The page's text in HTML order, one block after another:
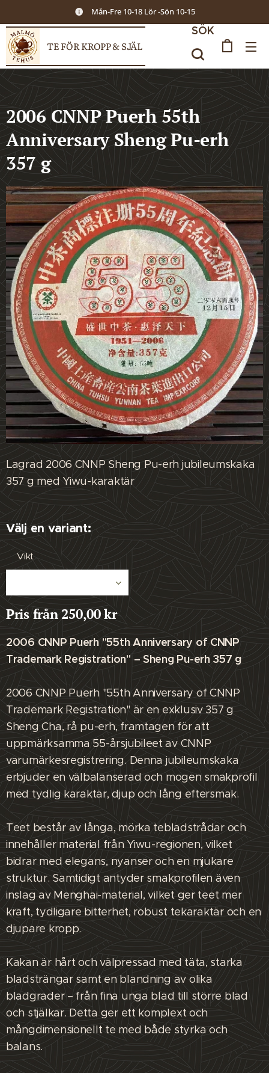
Mån-Fre 10-18 Lör -Sön 10-15
TE FÖR KROPP & SJÄL
SÖK
2006 CNNP Puerh 55th
Anniversary Sheng Pu-erh
357 g
Lagrad 2006 CNNP Sheng Pu-erh jubileumskaka
357 g med Yiwu-karaktär
Välj en variant:
Vikt
Pris från250,00kr
2006 CNNP Puerh "55th Anniversary of CNNP
Trademark Registration" – Sheng Pu-erh 357 g
2006 CNNP Puerh "55th Anniversary of CNNP
Trademark Registration" är en exklusiv 357 g
Sheng Cha, rå pu-erh, framtagen för att
uppmärksamma 55-årsjubileet av CNNP
varumärkesregistrering. Denna jubileumskaka
erbjuder en välbalanserad och mogen smakprofil
med tydlig karaktär, djup och lång eftersmak.
Teet består av långa, mörka tebladstrådar och
innehåller material från Yiwu-regionen, vilket
bidrar med elegans, nyanser och en mjukare
struktur. Samtidigt antyder smakprofilen även
inslag av Menghai-material, vilket ger teet mer
kraft, tydligare bitterhet, robust tekaraktär och en
djupare kropp.
Kakan är hårt och välpressad med täta, starka
bladsträngar samt en blandning av olika
bladgrader – från fina unga blad till större blad
och stjälkar. Detta ger ett komplext och
mångdimensionellt te med både styrka och
balans.